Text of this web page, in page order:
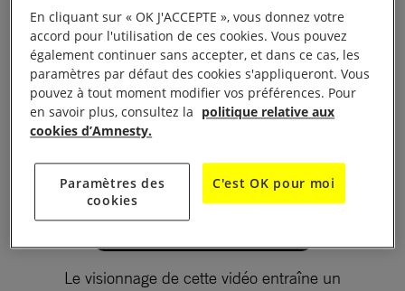
ce dossier.
Le visionnage de cette vidéo entraîne un
En cliquant sur « OK J'ACCEPTE », vous donnez votre
accord pour l'utilisation de ces cookies. Vous pouvez
également continuer sans accepter, et dans ce cas, les
paramètres par défaut des cookies s'appliqueront. Vous
pouvez à tout moment modifier vos préférences. Pour
en savoir plus, consultez la politique relative aux
cookies d’Amnesty.
Paramètres des
cookies
C'est OK pour moi